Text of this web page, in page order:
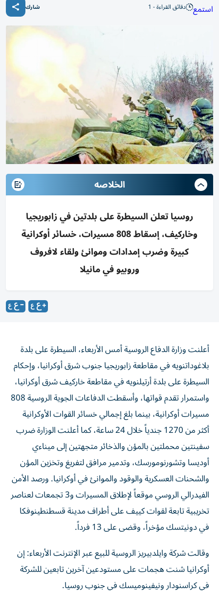
استمع دقائق القراءة - 1 شارك
الخلاصه
روسيا تعلن السيطرة على بلدتين في زابوريجيا
وخاركيف، إسقاط 808 مسيرات، خسائر أوكرانية
كبيرة وضرب إمدادات وموانئ ولقاء لافروف
وروبيو في مانيلا
أعلنت وزارة الدفاع الروسية أمس الأربعاء، السيطرة على بلدة
بلاغوداتنويه في مقاطعة زابوريجيا جنوب شرق أوكرانيا، وإحكام
السيطرة على بلدة أرتيلنويه في مقاطعة خاركيف شرق أوكرانيا،
واستمرار تقدم قواتها، وأسقطت الدفاعات الجوية الروسية 808
مسيرات أوكرانية، بينما بلغ إجمالي خسائر القوات الأوكرانية
أكثر من 1270 جندياً خلال 24 ساعة، كما أعلنت الوزارة ضرب
سفينتين محملتين بالمؤن والذخائر متجهتين إلى ميناءي
أوديسا وتشورنومورسك، وتدمير مرافق لتفريغ وتخزين المؤن
والشحنات العسكرية والوقود والموانئ في أوكرانيا. ورصد الأمن
الفيدرالي الروسي موقعاً لإطلاق المسيرات و3 تجمعات لعناصر
تخريبية تابعة لقوات كييف على أطراف مدينة قسطنطينوفكا
في دونيتسك مؤخراً، وقضى على 13 فرداً.
وقالت شركة وايلدبيريز الروسية للبيع عبر الإنترنت الأربعاء: ‌إن
أوكرانيا شنت هجمات على مستودعين آخرين تابعين ​للشركة
في ‌كراسنودار ونيفينوميسك في جنوب روسيا.